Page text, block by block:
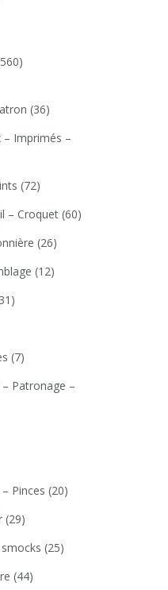
(36)
– Imprimés –
(72)
– Croquet (60)
(26)
(12)
(7)
Patronage –
Pinces (20)
(29)
(25)
(44)